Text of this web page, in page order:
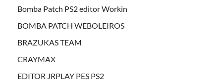
Bomba Patch PS2 editor Workin
BOMBA PATCH WEBOLEIROS
BRAZUKAS TEAM
CRAYMAX
EDITOR JRPLAY PES PS2